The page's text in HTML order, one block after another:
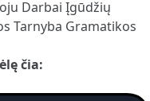
Darbai Įgūdžių
Tarnyba Gramatikos
čia: